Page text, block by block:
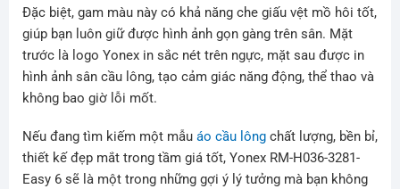
Đặc biệt, gam màu này có khả năng che giấu vệt mồ hôi tốt,
giúp bạn luôn giữ được hình ảnh gọn gàng trên sân. Mặt
trước là logo Yonex in sắc nét trên ngực, mặt sau được in
hình ảnh sân cầu lông, tạo cảm giác năng động, thể thao và
không bao giờ lỗi mốt.
Nếu đang tìm kiếm một mẫu áo cầu lôngchất lượng, bền bỉ,
thiết kế đẹp mắt trong tầm giá tốt, Yonex RM-H036-3281-
Easy 6 sẽ là một trong những gợi ý lý tưởng mà bạn không